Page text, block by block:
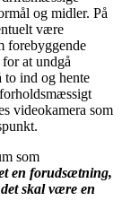
og midler. På
være
forebyggende
at undgå
to ind og hente
videokamera som
som
en forudsætning,
skal være en